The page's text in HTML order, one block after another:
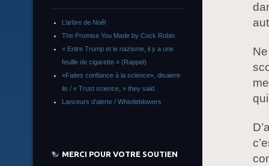
L’arbre de Noêl
The Promise You Made by Cock Robin
« Entre Trump et le nazisme, il y a une
feuille de cigarette » (Rappel)
«Faites confiance à la science», disaient-
ils / « Trust science, » they said.
Lanceurs d’alerte / Whistleblowers
MERCI POUR VOTRE SOUTIEN